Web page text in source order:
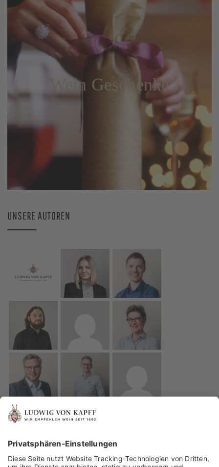
Wein Geschenke
UNSERE AUTOREN